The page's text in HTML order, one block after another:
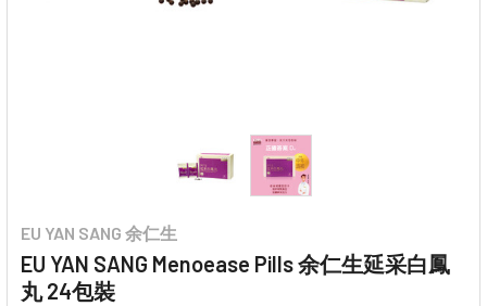
EU YAN SANG 余仁生
EU YAN SANG Menoease Pills 余仁生延采白鳳
丸 24包裝